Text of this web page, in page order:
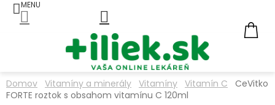
LIEKY
VITAMÍNY
Domov Vitamíny a minerály Vitamíny Vitamín C
CeVitko
FORTE roztok s obsahom vitamínu C 120ml